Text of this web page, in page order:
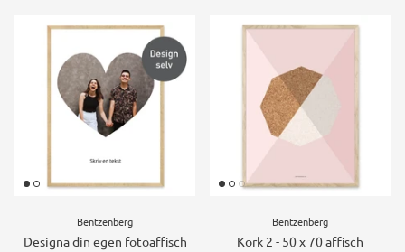
Bentzenberg
Designa din egen fotoaffisch
Bentzenberg
Kork 2 - 50 x 70 affisch